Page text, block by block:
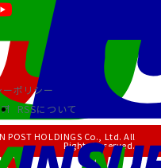
ポリシー
RSSについて
POST HOLDINGS Co., Ltd. All
Rights Reserved.